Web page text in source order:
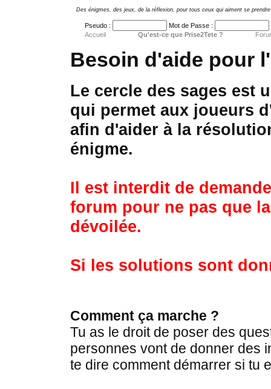
Des énigmes, des jeux, de la réflexion, pour tous ceux qui aiment se
Pseudo :
Mot de Passe :
Accueil
Qu'est-ce que Prise2Tete ?
Besoin d'aide pour
Le cercle des sages est
qui permet aux joueurs
afin d'aider à la
énigme.
Il est interdit de
forum pour ne pas que
dévoilée.
Si les solutions sont
Comment ça marche ?
Tu as le droit de poser des
personnes vont de donner des
te dire comment démarrer si tu